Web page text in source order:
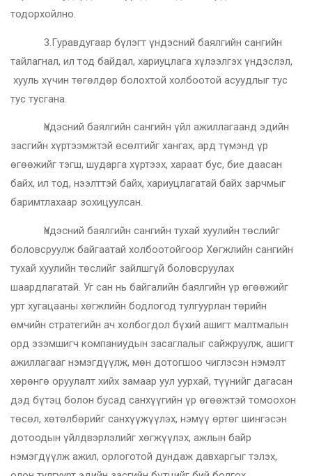
тодорхойлно.
3.Гуравдугаар бүлэгт үндэсний баялгийн сангийн
тайлагнал, ил тод байдал, хариуцлага хүлээлгэх үндэслэл,
хууль хүчин төгөлдөр болохтой холбоотой асуудлыг тус
тус тусгана.
Үндэсний баялгийн сангийн үйл ажиллагаанд эдийн
засгийн хүртээмжтэй өсөлтийг хангах, ард түмэнд үр
өгөөжийг тэгш, шударга хүртээх, хараат бус, бие даасан
байх, ил тод, нээлттэй байх, хариуцлагатай байх зарчмыг
баримтлахаар зохицуулсан.
Үндэсний баялгийн сангийн тухай хуулийн төслийг
боловсруулж байгаатай холбоотойгоор Хөгжлийн сангийн
тухай хуулийн төслийг зайлшгүй боловсруулах
шаардлагатай. Уг сан нь байгалийн баялгийн үр өгөөжийг
урт хугацааны хөгжлийн бодлогод тулгуурлан төрийн
өмчийн стратегийн ач холбогдол бүхий ашигт малтмалын
орд эзэмшигч компаниудын засаглалыг сайжруулж, ашигт
ажиллагааг нэмэгдүүлж, мөн дотогшоо чиглэсэн нэмэлт
хөрөнгө оруулалт хийх замаар уул уурхай, түүнийг дагасан
дэд бүтэц болон бусад санхүүгийн үр өгөөжтэй томоохон
төсөл, хөтөлбөрийг санхүүжүүлэх, нэмүү өртөг шингэсэн
дотоодын үйлдвэрлэлийг хөгжүүлэх, ажлын байр
нэмэгдүүлж ажил, орлоготой дундаж давхаргыг тэлэх,